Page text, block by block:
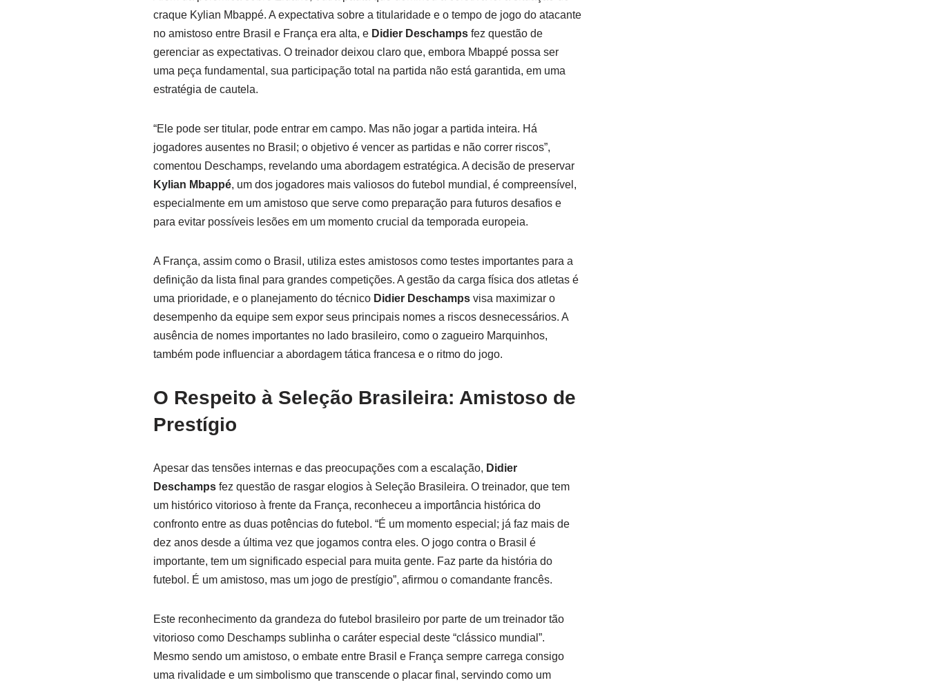
craque Kylian Mbappé. A expectativa sobre a titularidade e o tempo de jogo do atacante
no amistoso entre Brasil e França era alta, e Didier Deschamps fez questão de
gerenciar as expectativas. O treinador deixou claro que, embora Mbappé possa ser
uma peça fundamental, sua participação total na partida não está garantida, em uma
estratégia de cautela.
“Ele pode ser titular, pode entrar em campo. Mas não jogar a partida inteira. Há
jogadores ausentes no Brasil; o objetivo é vencer as partidas e não correr riscos”,
comentou Deschamps, revelando uma abordagem estratégica. A decisão de preservar
Kylian Mbappé, um dos jogadores mais valiosos do futebol mundial, é compreensível,
especialmente em um amistoso que serve como preparação para futuros desafios e
para evitar possíveis lesões em um momento crucial da temporada europeia.
A França, assim como o Brasil, utiliza estes amistosos como testes importantes para a
definição da lista final para grandes competições. A gestão da carga física dos atletas é
uma prioridade, e o planejamento do técnico Didier Deschamps visa maximizar o
desempenho da equipe sem expor seus principais nomes a riscos desnecessários. A
ausência de nomes importantes no lado brasileiro, como o zagueiro Marquinhos,
também pode influenciar a abordagem tática francesa e o ritmo do jogo.
O Respeito à Seleção Brasileira: Amistoso de
Prestígio
Apesar das tensões internas e das preocupações com a escalação, Didier
Deschamps fez questão de rasgar elogios à Seleção Brasileira. O treinador, que tem
um histórico vitorioso à frente da França, reconheceu a importância histórica do
confronto entre as duas potências do futebol. “É um momento especial; já faz mais de
dez anos desde a última vez que jogamos contra eles. O jogo contra o Brasil é
importante, tem um significado especial para muita gente. Faz parte da história do
futebol. É um amistoso, mas um jogo de prestígio”, afirmou o comandante francês.
Este reconhecimento da grandeza do futebol brasileiro por parte de um treinador tão
vitorioso como Deschamps sublinha o caráter especial deste “clássico mundial”.
Mesmo sendo um amistoso, o embate entre Brasil e França sempre carrega consigo
uma rivalidade e um simbolismo que transcende o placar final, servindo como um